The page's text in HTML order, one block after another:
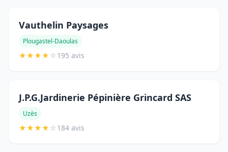
Vauthelin Paysages
Plougastel-Daoulas
★★★★ ☆195 avis
J.P.G.Jardinerie Pépinière Grincard SAS
Uzès
★★★★ ☆184 avis